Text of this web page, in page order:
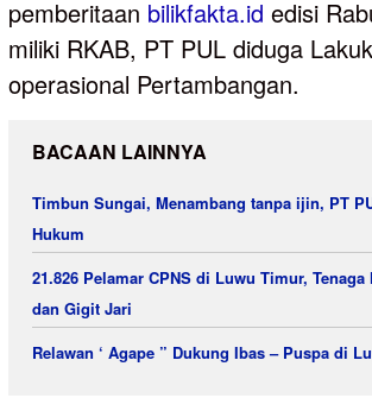
pemberitaan bilikfakta.id edisi
miliki RKAB, PT PUL diduga
operasional Pertambangan.
BACAAN LAINNYA
Timbun Sungai, Menambang tanpa ijin, PT
Hukum
21.826 Pelamar CPNS di Luwu Timur, Tenaga
dan Gigit Jari
Relawan ‘ Agape ” Dukung Ibas – Puspa di